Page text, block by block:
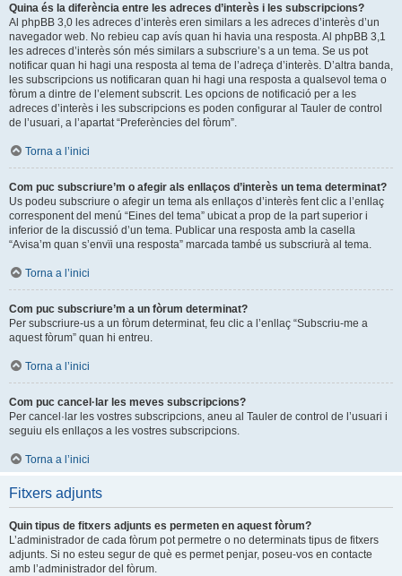
Quina és la diferència entre les adreces d’interès i les subscripcions?
Al phpBB 3,0 les adreces d’interès eren similars a les adreces d’interès d’un
navegador web. No rebieu cap avís quan hi havia una resposta. Al phpBB 3,1
les adreces d’interès són més similars a subscriure’s a un tema. Se us pot
notificar quan hi hagi una resposta al tema de l’adreça d’interès. D’altra banda,
les subscripcions us notificaran quan hi hagi una resposta a qualsevol tema o
fòrum a dintre de l’element subscrit. Les opcions de notificació per a les
adreces d’interès i les subscripcions es poden configurar al Tauler de control
de l’usuari, a l’apartat “Preferències del fòrum”.
Torna a l’inici
Com puc subscriure’m o afegir als enllaços d’interès un tema determinat?
Us podeu subscriure o afegir un tema als enllaços d’interès fent clic a l’enllaç
corresponent del menú “Eines del tema” ubicat a prop de la part superior i
inferior de la discussió d’un tema. Publicar una resposta amb la casella
“Avisa’m quan s’envïi una resposta” marcada també us subscriurà al tema.
Torna a l’inici
Com puc subscriure’m a un fòrum determinat?
Per subscriure-us a un fòrum determinat, feu clic a l’enllaç “Subscriu-me a
aquest fòrum” quan hi entreu.
Torna a l’inici
Com puc cancel·lar les meves subscripcions?
Per cancel·lar les vostres subscripcions, aneu al Tauler de control de l’usuari i
seguiu els enllaços a les vostres subscripcions.
Torna a l’inici
Fitxers adjunts
Quin tipus de fitxers adjunts es permeten en aquest fòrum?
L’administrador de cada fòrum pot permetre o no determinats tipus de fitxers
adjunts. Si no esteu segur de què es permet penjar, poseu-vos en contacte
amb l’administrador del fòrum.